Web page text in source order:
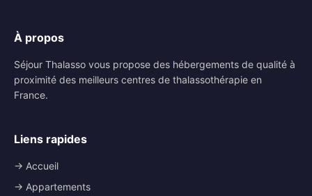
À propos
Séjour Thalasso vous propose des hébergements de qualité à
proximité des meilleurs centres de thalassothérapie en
France.
Liens rapides
→ Accueil
→ Appartements